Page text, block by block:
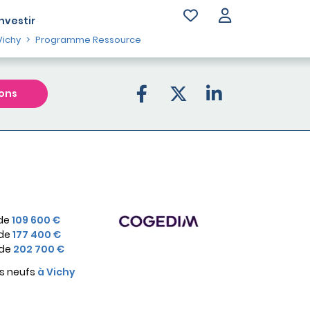
Programme Ressource
109 600 €
177 400 €
202 700 €
neufs à Vichy